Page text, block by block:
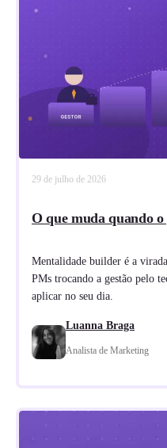
29 de julho de 2026
O que muda quando
Mentalidade builder é a
PMs trocando a gestão pelo
aplicar no seu dia.
Luanna Braga
Analista de Marketing